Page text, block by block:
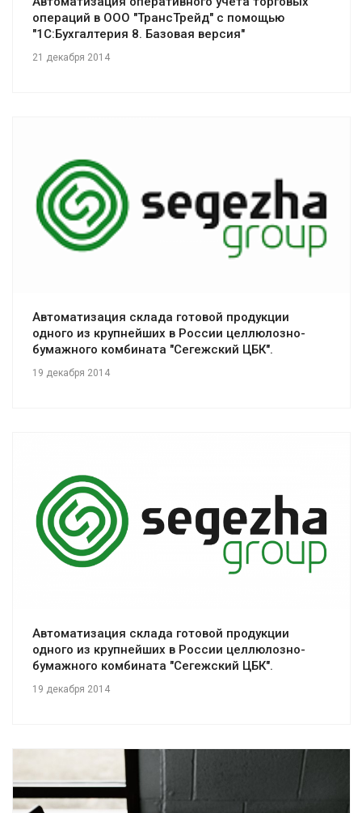
операций в ООО "ТрансТрейд" с помощью
"1С:Бухгалтерия 8. Базовая версия"
21 декабря 2014
Смотреть проект
Автоматизация склада готовой продукции
одного из крупнейших в России целлюлозно-
бумажного комбината "Сегежский ЦБК".
19 декабря 2014
Смотреть проект
Автоматизация склада готовой продукции
одного из крупнейших в России целлюлозно-
бумажного комбината "Сегежский ЦБК".
19 декабря 2014